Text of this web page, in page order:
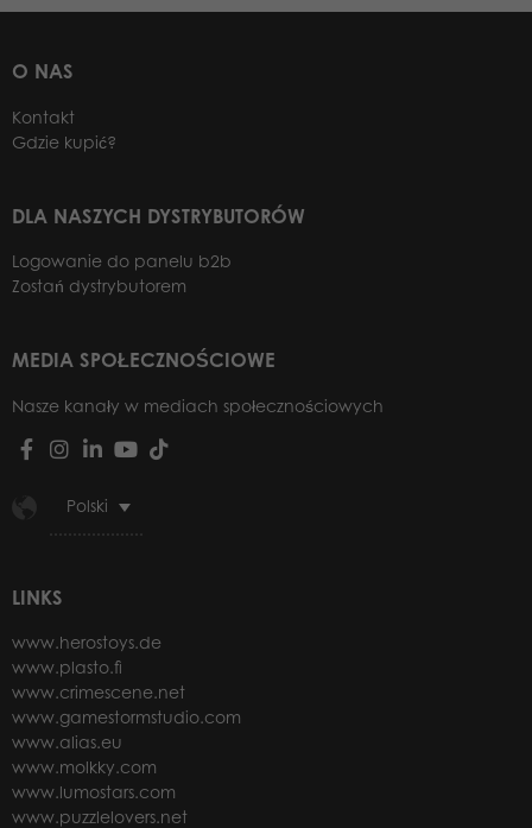
O NAS
Kontakt
Gdzie kupić?
DLA NASZYCH DYSTRYBUTORÓW
Logowanie do panelu b2b
Zostań dystrybutorem
MEDIA SPOŁECZNOŚCIOWE
Nasze kanały w mediach społecznościowych
Polski
LINKS
www.herostoys.de
www.plasto.fi
www.crimescene.net
www.gamestormstudio.com
www.alias.eu
www.molkky.com
www.lumostars.com
www.puzzlelovers.net